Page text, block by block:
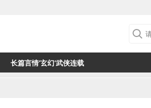
长篇言情‘玄幻’武侠连载